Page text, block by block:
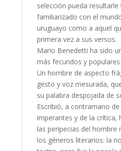
selección pueda
familiarizado con el
uruguayo como a aquel
primera vez a sus versos.
Mario Benedetti ha sido
más fecundos y
Un hombre de aspecto
gesto y voz mesurada,
su palabra despojada de
Escribió, a contramano
imperantes y de la crítica,
las peripecias del hombre
los géneros literarios: la